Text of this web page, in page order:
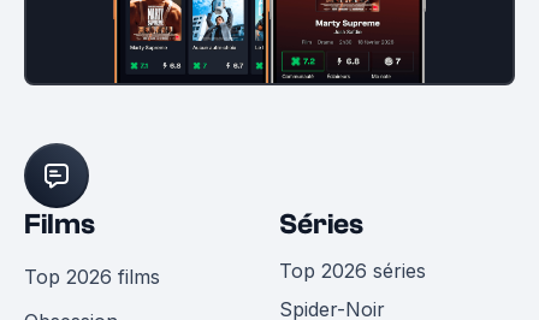
Films
Top 2026 films
Séries
Top 2026 séries
Spider-Noir